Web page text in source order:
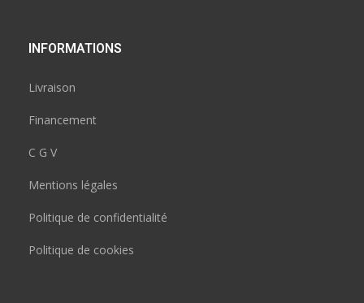
INFORMATIONS
Livraison
Financement
C G V
Mentions légales
Politique de confidentialité
Politique de cookies